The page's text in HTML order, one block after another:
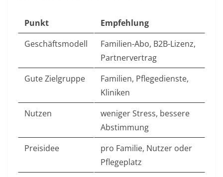
Punkt
Empfehlung
Geschäftsmodell
Familien-Abo, B2B-Lizenz,
Partnervertrag
Gute Zielgruppe
Familien, Pflegedienste,
Kliniken
Nutzen
weniger Stress, bessere
Abstimmung
Preisidee
pro Familie, Nutzer oder
Pflegeplatz